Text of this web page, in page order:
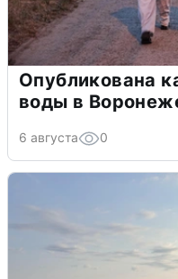
Опубликована
воды в
6 августа 0